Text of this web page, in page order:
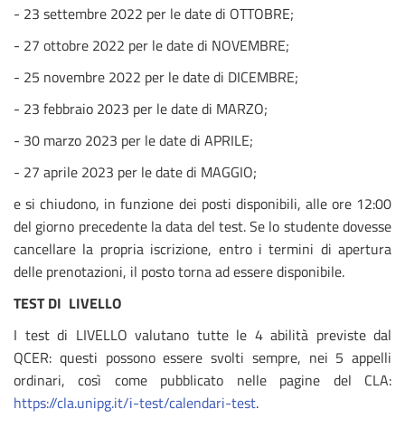
- 23 settembre 2022 per le date di OTTOBRE;
- 27 ottobre 2022 per le date di NOVEMBRE;
- 25 novembre 2022 per le date di DICEMBRE;
- 23 febbraio 2023 per le date di MARZO;
- 30 marzo 2023 per le date di APRILE;
- 27 aprile 2023 per le date di MAGGIO;
e si chiudono, in funzione dei posti disponibili, alle ore 12:00
del giorno precedente la data del test. Se lo studente dovesse
cancellare la propria iscrizione, entro i termini di apertura
delle prenotazioni, il posto torna ad essere disponibile.
TEST DI LIVELLO
I test di LIVELLO valutano tutte le 4 abilità previste dal
QCER: questi possono essere svolti sempre, nei 5 appelli
ordinari, così come pubblicato nelle pagine del CLA:
https://cla.unipg.it/i-test/calendari-test.